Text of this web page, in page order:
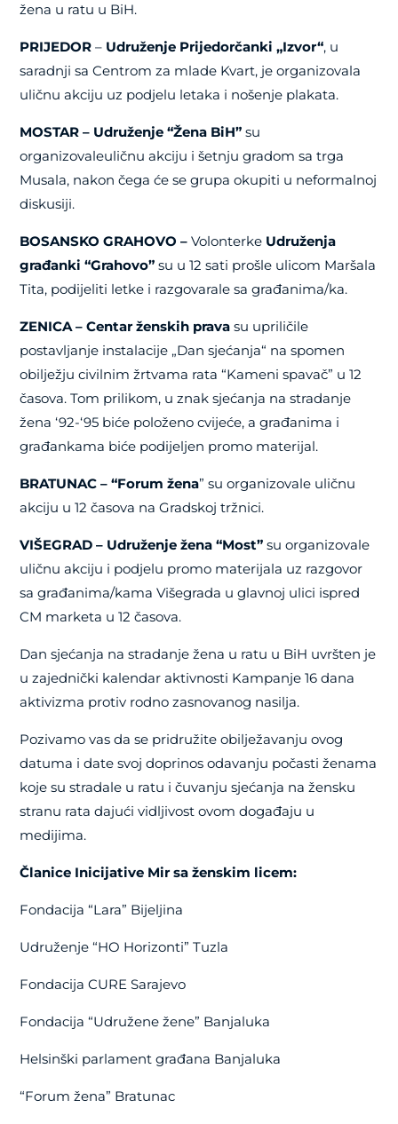
žena u ratu u BiH.
PRIJEDOR – Udruženje Prijedorčanki „Izvor“, u
saradnji sa Centrom za mlade Kvart, je organizovala
uličnu akciju uz podjelu letaka i nošenje plakata.
MOSTAR – Udruženje “Žena BiH”su
organizovaleuličnu akciju i šetnju gradom sa trga
Musala, nakon čega će se grupa okupiti u neformalnoj
diskusiji.
BOSANSKO GRAHOVO –Volonterke Udruženja
građanki “Grahovo” su u 12 sati prošle ulicom Maršala
Tita, podijeliti letke i razgovarale sa građanima/ka.
ZENICA – Centar ženskih pravasu upriličile
postavljanje instalacije „Dan sjećanja“ na spomen
obilježju civilnim žrtvama rata “Kameni spavač” u 12
časova. Tom prilikom, u znak sjećanja na stradanje
žena ‘92-‘95 biće položeno cvijeće, a građanima i
građankama biće podijeljen promo materijal.
BRATUNAC – “Forum žena” su organizovale uličnu
akciju u 12 časova na Gradskoj tržnici.
VIŠEGRAD – Udruženje žena “Most”su organizovale
uličnu akciju i podjelu promo materijala uz razgovor
sa građanima/kama Višegrada u glavnoj ulici ispred
CM marketa u 12 časova.
Dan sjećanja na stradanje žena u ratu u BiH uvršten je
u zajednički kalendar aktivnosti Kampanje 16 dana
aktivizma protiv rodno zasnovanog nasilja.
Pozivamo vas da se pridružite obilježavanju ovog
datuma i date svoj doprinos odavanju počasti ženama
koje su stradale u ratu i čuvanju sjećanja na žensku
stranu rata dajući vidljivost ovom događaju u
medijima.
Članice Inicijative Mir sa ženskim licem:
Fondacija “Lara” Bijeljina
Udruženje “HO Horizonti” Tuzla
Fondacija CURE Sarajevo
Fondacija “Udružene žene” Banjaluka
Helsinški parlament građana Banjaluka
“Forum žena” Bratunac